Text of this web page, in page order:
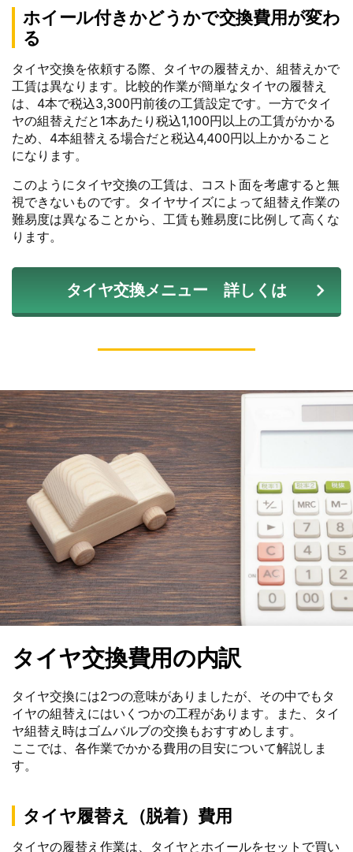
ホイール付きかどうかで交換費用が変わ
る
タイヤ交換を依頼する際、タイヤの履替えか、組替えかで
工賃は異なります。比較的作業が簡単なタイヤの履替え
は、4本で税込3,300円前後の工賃設定です。一方でタイ
ヤの組替えだと1本あたり税込1,100円以上の工賃がかかる
ため、4本組替える場合だと税込4,400円以上かかること
になります。
このようにタイヤ交換の工賃は、コスト面を考慮すると無
視できないものです。タイヤサイズによって組替え作業の
難易度は異なることから、工賃も難易度に比例して高くな
ります。
タイヤ交換メニュー 詳しくは
タイヤ交換費用の内訳
タイヤ交換には2つの意味がありましたが、その中でもタ
イヤの組替えにはいくつかの工程があります。また、タイ
ヤ組替え時はゴムバルブの交換もおすすめします。
ここでは、各作業でかかる費用の目安について解説しま
す。
タイヤ履替え（脱着）費用
タイヤの履替え作業は、タイヤとホイールをセットで買い